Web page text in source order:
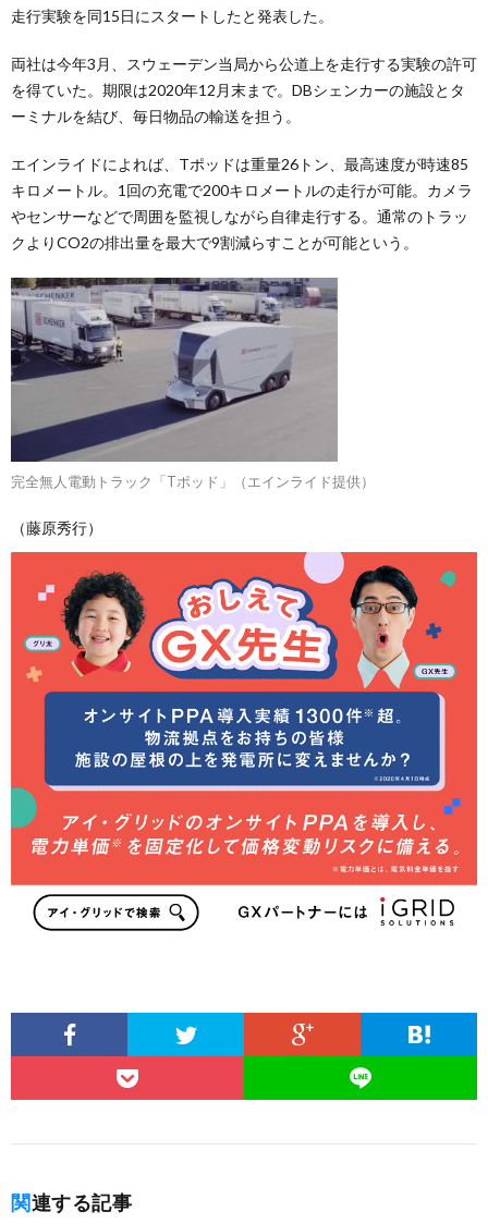
走行実験を同15日にスタートしたと発表した。
両社は今年3月、スウェーデン当局から公道上を走行する実験の許可
を得ていた。期限は2020年12月末まで。DBシェンカーの施設とタ
ーミナルを結び、毎日物品の輸送を担う。
エインライドによれば、Tポッドは重量26トン、最高速度が時速85
キロメートル。1回の充電で200キロメートルの走行が可能。カメラ
やセンサーなどで周囲を監視しながら自律走行する。通常のトラッ
クよりCO2の排出量を最大で9割減らすことが可能という。
完全無人電動トラック「Tポッド」（エインライド提供）
（藤原秀行）
関連する記事